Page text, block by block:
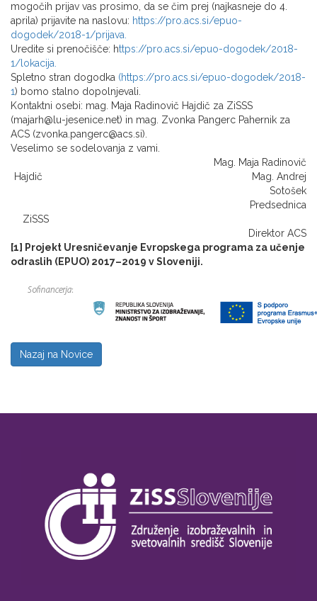
mogočih prijav vas prosimo, da se čim prej (najkasneje do 4.
aprila) prijavite na naslovu: https://pro.acs.si/epuo-
dogodek/2018-1/prijava.
Uredite si prenočišče: https://pro.acs.si/epuo-dogodek/2018-
1/lokacija.
Spletno stran dogodka (https://pro.acs.si/epuo-dogodek/2018-
1) bomo stalno dopolnjevali.
Kontaktni osebi: mag. Maja Radinovič Hajdič za ZiSSS
(majarh@lu-jesenice.net) in mag. Zvonka Pangerc Pahernik za
ACS (zvonka.pangerc@acs.si).
Veselimo se sodelovanja z vami.
Mag. Maja Radinovič
Hajdič Mag. Andrej
Sotošek
Predsednica
ZiSSS
Direktor ACS
[1] Projekt Uresničevanje Evropskega programa za učenje
odraslih (EPUO) 2017–2019 v Sloveniji.
Nazaj na Novice